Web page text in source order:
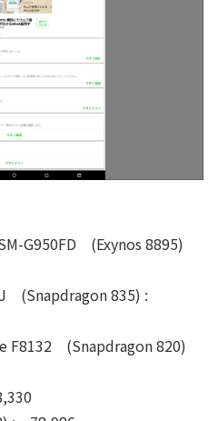
G950FD (Exynos 8895)
(Snapdragon 835) :
F8132 (Snapdragon 820)